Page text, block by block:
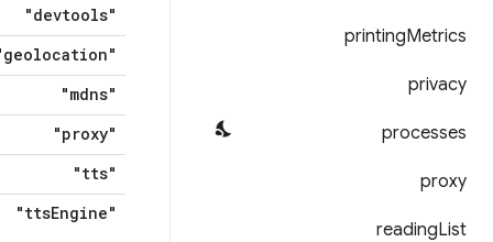
printingMetrics
privacy
processes
proxy
readingList
"devtools"
"geolocation"
"mdns"
"proxy"
"tts"
"tts
Engine"